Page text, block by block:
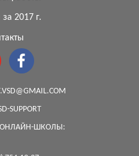
2017 г.
SUPPORT
ОНЛАЙН-ШКОЛЫ: